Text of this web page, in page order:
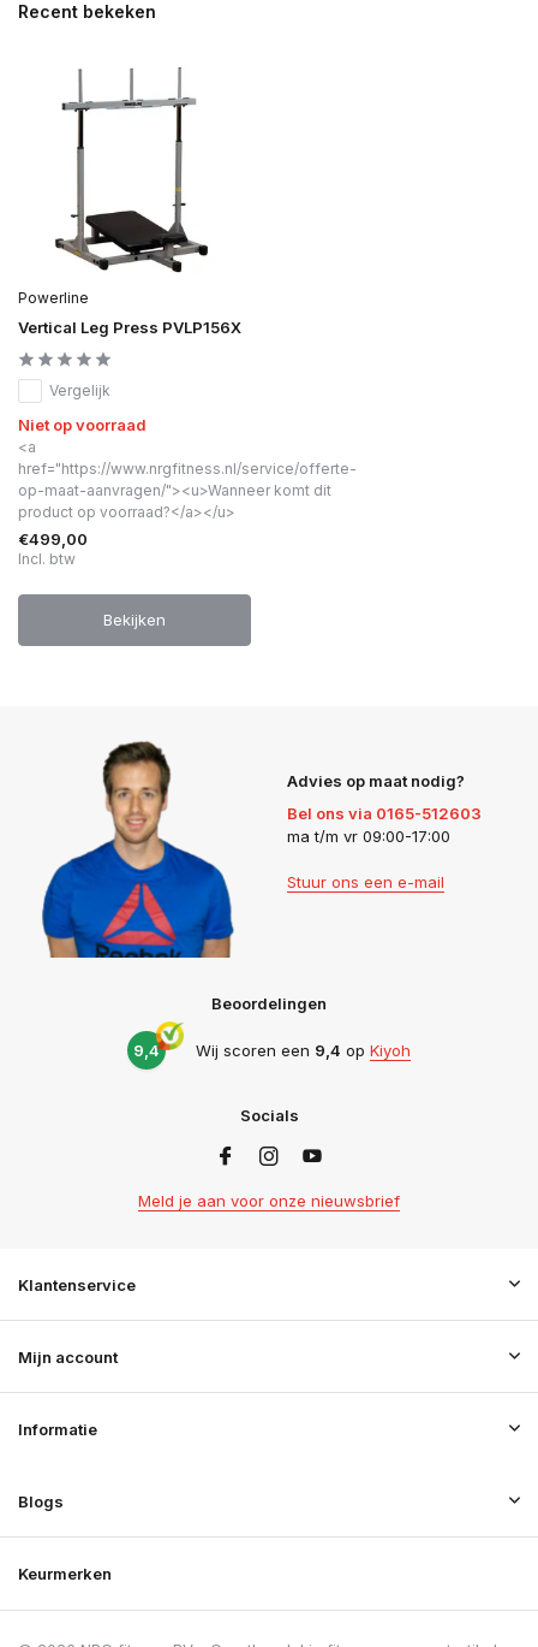
Recent bekeken
Powerline
Vertical Leg Press PVLP156X
Vergelijk
Niet op voorraad
<a
href="https://www.nrgfitness.nl/service/offerte-
op-maat-aanvragen/"><u>Wanneer komt dit
product op voorraad?</a></u>
€499,00
Incl. btw
Bekijken
Advies op maat nodig?
Bel ons via 0165-512603
ma t/m vr 09:00-17:00
Stuur ons een e-mail
Beoordelingen
9,4 Wij scoren een 9,4 op Kiyoh
Socials
Meld je aan voor onze nieuwsbrief
Klantenservice
Mijn account
Informatie
Blogs
Keurmerken